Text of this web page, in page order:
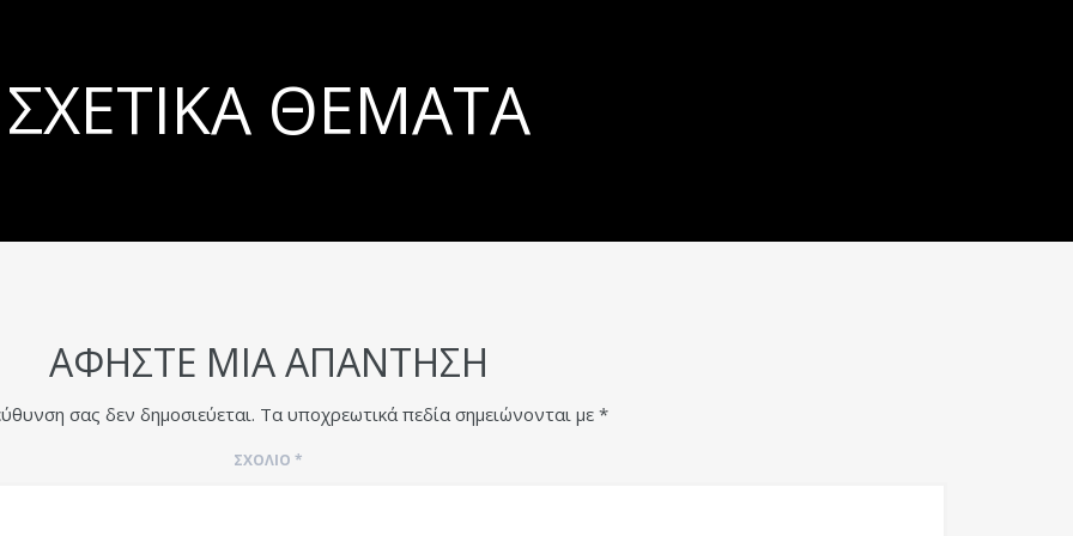
ΣΧΕΤΙΚΆ ΘΈΜΑΤΑ
ΑΦΉΣΤΕ ΜΙΑ ΑΠΆΝΤΗΣΗ
σας δεν δημοσιεύεται. Τα υποχρεωτικά πεδία σημειώνονται με *
ΣΧΌΛΙΟ *